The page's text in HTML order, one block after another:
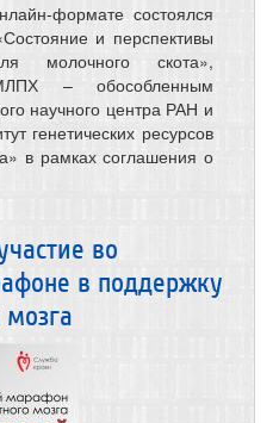
формате состоялся
и перспективы
молочного скота»,
– обособленным
научного центра РАН и
генетических ресурсов
в рамках соглашения о
во
в поддержку
мозга